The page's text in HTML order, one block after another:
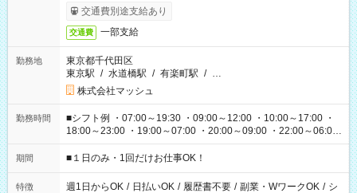
交通費別途支給あり
交通費 一部支給
勤務地
東京都千代田区
東京駅 / 水道橋駅 / 有楽町駅 / …
株式会社マッシュ
勤務時間
■シフト例 ・07:00～19:30 ・09:00～12:00 ・10:00～17:00 ・
18:00～23:00 ・19:00～07:00 ・20:00～09:00 ・22:00～06:00
etc ★最短で3時間で5,120円のお仕事から 15時間で2万円近く稼
げるお仕事も！ ご希望のお時間に合わせてご紹介！ ※シフトは
ください！
期間 ■１日のみ・1回だけお仕事OK！
特徴 週1日からOK / 日払いOK / 履歴書不要 / 副業・WワークOK / シ